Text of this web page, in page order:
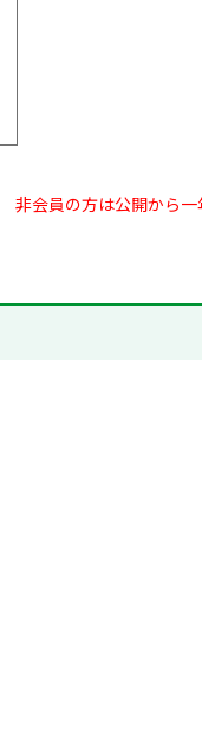
非会員の方は公開から一